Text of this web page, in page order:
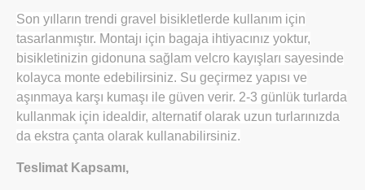
Son yılların trendi gravel bisikletlerde kullanım için
tasarlanmıştır. Montajı için bagaja ihtiyacınız yoktur,
bisikletinizin gidonuna sağlam velcro kayışları sayesinde
kolayca monte edebilirsiniz. Su geçirmez yapısı ve
aşınmaya karşı kumaşı ile güven verir. 2-3 günlük turlarda
kullanmak için idealdir, alternatif olarak uzun turlarınızda
da ekstra çanta olarak kullanabilirsiniz.
Teslimat Kapsamı,